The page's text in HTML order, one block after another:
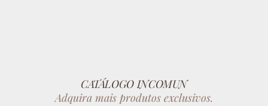
CATÁLOGO INCOMUN
Adquira mais produtos exclusivos.